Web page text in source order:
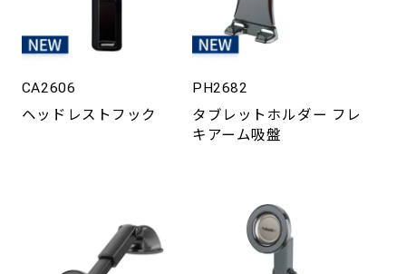
CA2606
ヘッドレストフック
PH2682
タブレットホルダー フレ
キアーム吸盤